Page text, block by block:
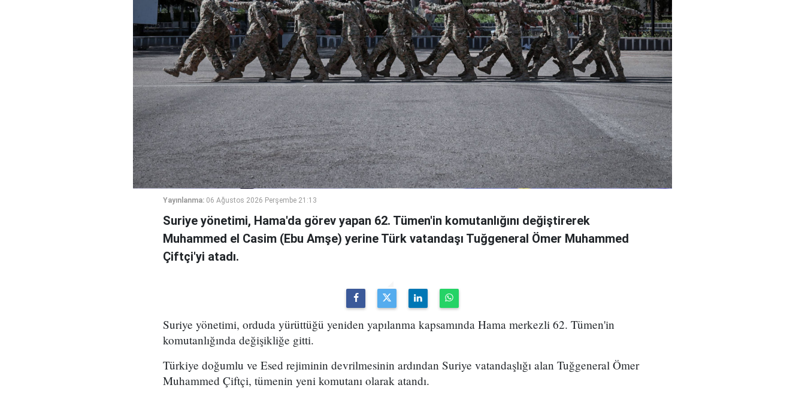
Yayınlanma: 06 Ağustos 2026 Perşembe 21:13
Suriye yönetimi, Hama'da görev yapan 62. Tümen'in komutanlığını değiştirerek
Muhammed el Casim (Ebu Amşe) yerine Türk vatandaşı Tuğgeneral Ömer Muhammed
Çiftçi'yi atadı.
Suriye yönetimi, orduda yürüttüğü yeniden yapılanma kapsamında Hama merkezli 62. Tümen'in
komutanlığında değişikliğe gitti.
Türkiye doğumlu ve Esed rejiminin devrilmesinin ardından Suriye vatandaşlığı alan Tuğgeneral Ömer
Muhammed Çiftçi, tümenin yeni komutanı olarak atandı.